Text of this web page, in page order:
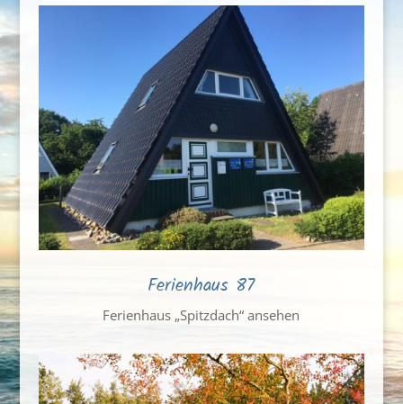
Ferienhaus 87
Ferienhaus „Spitzdach“ ansehen